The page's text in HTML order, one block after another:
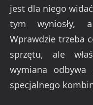
jest dla niego
tym wyniosły,
Wprawdzie trzeba
sprzętu, ale
wymiana
specjalnego